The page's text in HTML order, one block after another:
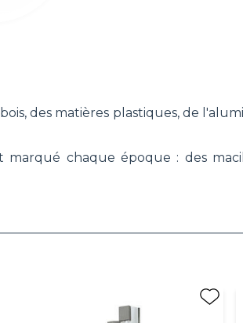
des matières plastiques, de
marqué chaque époque : des